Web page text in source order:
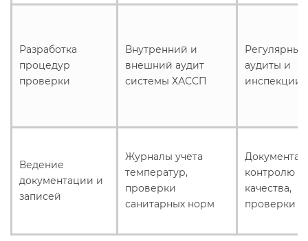
Разработка
процедур
проверки
Внутренний и
внешний аудит
системы ХАССП
Регулярные
аудиты и
инспекции
Ведение
документации и
записей
Журналы учета
температур,
проверки
санитарных норм
контролю
качества,
проверки